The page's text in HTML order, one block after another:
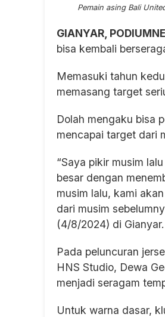
Pemain asing Bali
GIANYAR,
bisa kembali
Memasuki tahun
memasang target
Dolah mengaku bisa
mencapai target dari
“Saya pikir musim
besar dengan
musim lalu, kami
dari musim
(4/8/2024) di Gianyar.
Pada peluncuran
HNS Studio, Dewa
menjadi seragam
Untuk warna dasar,